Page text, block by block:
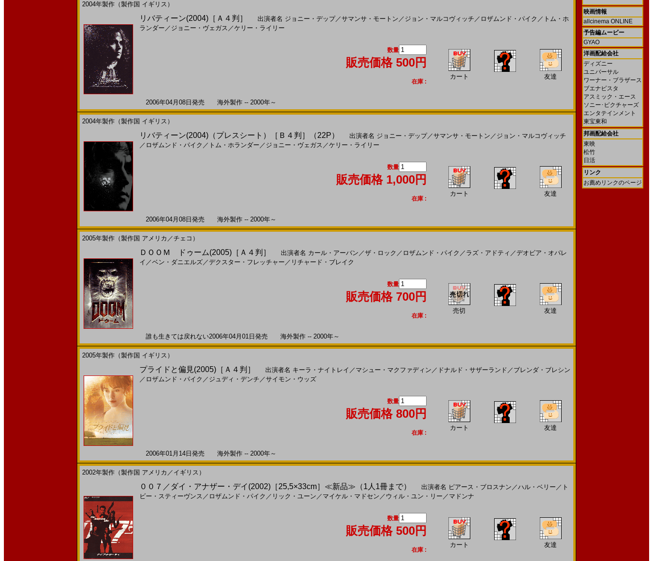
2004年製作（製作国 イギリス）
リバティーン(2004)［Ａ４判］ 出演者名 ジョニー・デップ／サマンサ・モートン ／ ジョン・マルコヴィッチ ／ ロザムンド・パイク ／ トム・ホ
ランダー ／ ジョニー・ヴェガス ／ケリー・ライリー
数量
販売価格 500円
在庫 :
カート 友達
2006年04月08日発売 海外製作 -- 2000年～
2004年製作（製作国 イギリス）
リバティーン(2004)（プレスシート）［Ｂ４判］（22P） 出演者名 ジョニー・デップ／サマンサ・モートン ／ ジョン・マルコヴィッチ
／ ロザムンド・パイク ／ トム・ホランダー ／ ジョニー・ヴェガス ／ケリー・ライリー
数量
販売価格 1,000円
在庫 :
カート 友達
2006年04月08日発売 海外製作 -- 2000年～
2005年製作（製作国 アメリカ／チェコ）
ＤＯＯＭ ドゥーム(2005)［Ａ４判］ 出演者名 カール・アーバン ／ザ・ロック ／ ロザムンド・パイク ／ ラズ・アドティ ／デオビア・オパレ
イ ／ベン・ダニエルズ／デクスター・フレッチャー ／ リチャード・ブレイク
数量
販売価格 700円
在庫 :
売切 友達
誰も生きては戻れない2006年04月01日発売 海外製作 -- 2000年～
2005年製作（製作国 イギリス）
プライドと偏見(2005)［Ａ４判］ 出演者名 キーラ・ナイトレイ ／ マシュー・マクファディン ／ ドナルド・サザーランド ／ ブレンダ・ブレシン
／ ロザムンド・パイク ／ ジュディ・デンチ ／サイモン・ウッズ
数量
販売価格 800円
在庫 :
カート 友達
2006年01月14日発売 海外製作 -- 2000年～
2002年製作（製作国 アメリカ／イギリス）
００７／ダイ・アナザー・デイ(2002)［25,5×33cm］≪新品≫（1人1冊まで） 出演者名 ピアース・ブロスナン ／ハル・ベリー ／ ト
ビー・スティーヴンス ／ ロザムンド・パイク ／ リック・ユーン ／ マイケル・マドセン ／ ウィル・ユン・リー ／ マドンナ
数量
販売価格 500円
在庫 :
カート 友達
映画情報
allcinema ONLINE
予告編ムービー
GYAO
洋画配給会社
ディズニー
ユニバーサル
ワーナー・ブラザース
ブエナビスタ
アスミック・エース
ソニー･ピクチャーズ
エンタテインメント
東宝東和
邦画配給会社
東映
松竹
日活
リンク
お薦めリンクのページ